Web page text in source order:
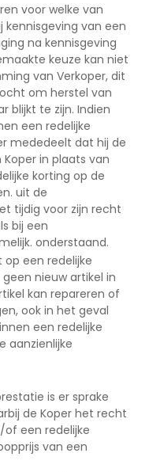
voor welke van
van een
na kennisgeving
keuze kan niet
van Verkoper, dit
om herstel van
blijkt te zijn. Indien
een redelijke
mededeelt dat hij de
in plaats van
korting op de
uit de
tijdig voor zijn recht
bij een
onderstaand.
een redelijke
nieuw artikel in
kan repareren of
ook in het geval
een redelijke
aanzienlijke
is er sprake
de Koper het recht
een redelijke
van een